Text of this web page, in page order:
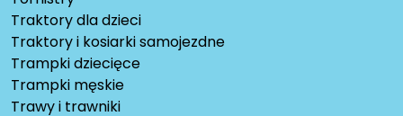
Traktory dla dzieci
Traktory i kosiarki samojezdne
Trampki dziecięce
Trampki męskie
Trawy i trawniki